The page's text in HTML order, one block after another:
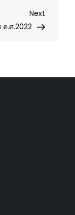
Post
Next
.ศ.2022